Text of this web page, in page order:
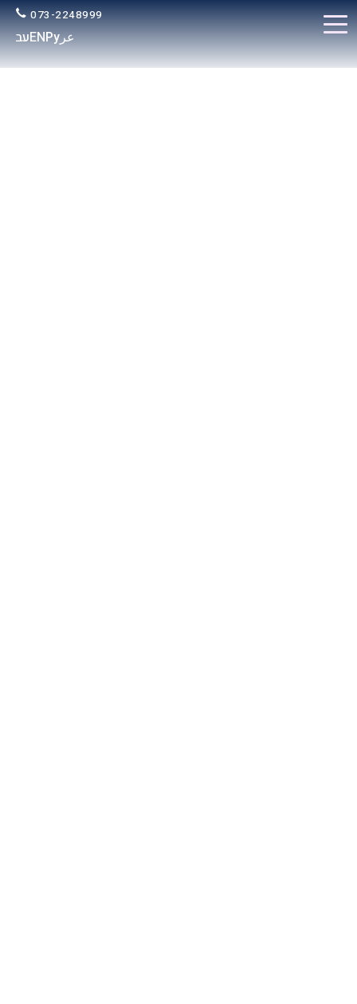
073-2248999
عرРу
ENעב